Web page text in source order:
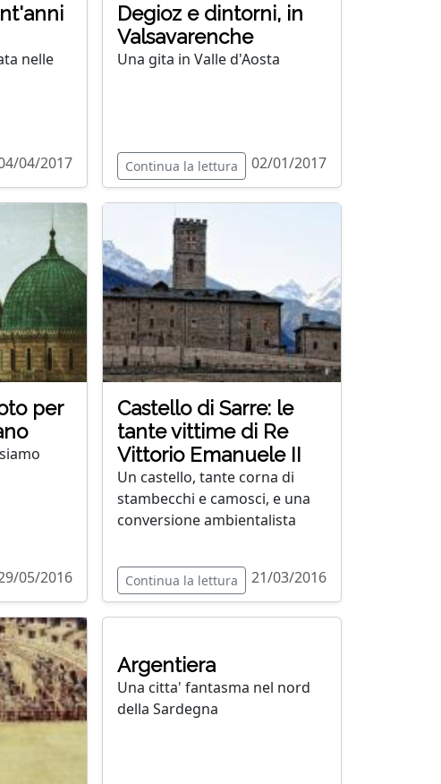
nelle
04/2017
Degioz e dintorni, in
Valsavarenche
Una gita in Valle d'Aosta
Continua la lettura 02/01/2017
per
05/2016
Castello di Sarre: le
tante vittime di Re
Vittorio Emanuele II
Un castello, tante corna di
stambecchi e camosci, e una
conversione ambientalista
Continua la lettura 21/03/2016
Argentiera
Una citta' fantasma nel nord
della Sardegna